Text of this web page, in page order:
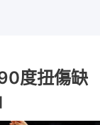
度扭傷缺